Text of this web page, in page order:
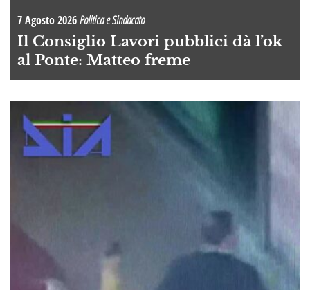
7 Agosto 2026Politica e Sindacato
Il Consiglio Lavori pubblici dà l’ok
al Ponte: Matteo freme